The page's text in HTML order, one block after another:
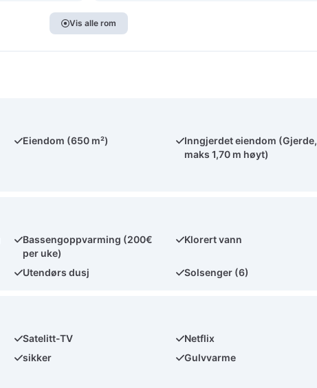
Vis alle rom
Eiendom (650 m²)
Inngjerdet eiendom (Gjerde,
maks 1,70 m høyt)
Bassengoppvarming (200€
per uke)
Klorert vann
Utendørs dusj Solsenger (6)
Satelitt-TV
Netflix
sikker
Gulvvarme